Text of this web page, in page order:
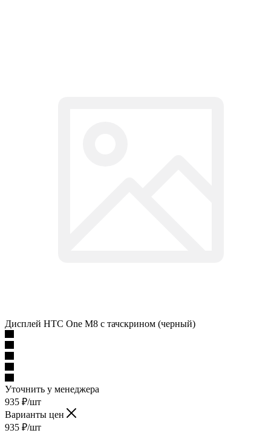
Дисплей HTC One M8 с тачскрином (черный)
Уточнить у менеджера
935 ₽/шт
Варианты цен
935 ₽/шт